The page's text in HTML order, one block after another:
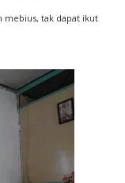
mebius, tak dapat ikut